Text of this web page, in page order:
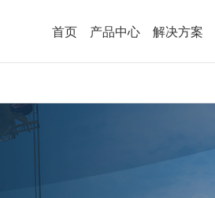
首页 产品中心 解决方案